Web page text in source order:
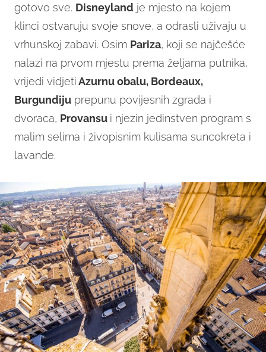
gotovo sve. Disneyland je mjesto na kojem
klinci ostvaruju svoje snove, a odrasli uživaju u
vrhunskoj zabavi. Osim Pariza, koji se najčešće
nalazi na prvom mjestu prema željama putnika,
vrijedi vidjetiAzurnu obalu, Bordeaux,
Burgundiju prepunu povijesnih zgrada i
dvoraca, Provansu i njezin jedinstven program s
malim selima i živopisnim kulisama suncokreta i
lavande.